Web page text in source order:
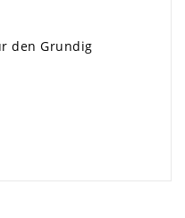
den Grundig